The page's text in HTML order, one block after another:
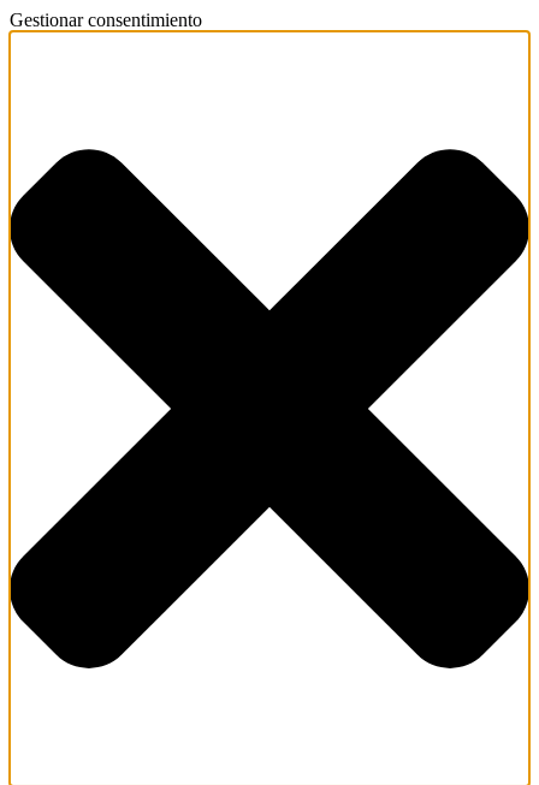
Gestionar consentimiento